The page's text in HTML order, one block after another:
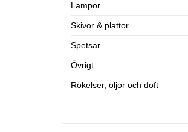
Lampor
Skivor & plattor
Spetsar
Övrigt
Rökelser, oljor och doft